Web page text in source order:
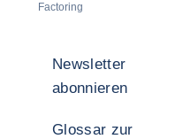
Factoring
Newsletter
abonnieren
Glossar zur